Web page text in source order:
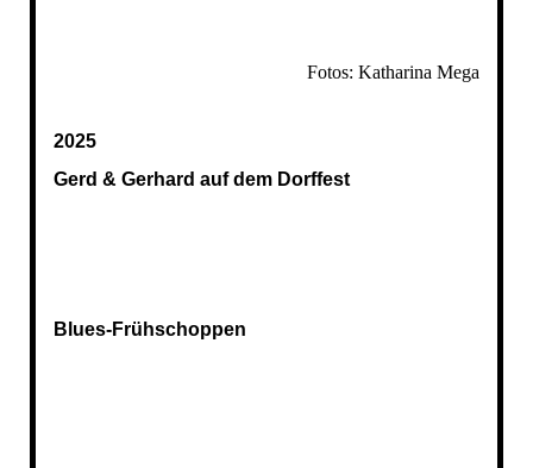
Fotos: Katharina Mega
2025
Gerd & Gerhard auf dem Dorffest
Blues-Frühschoppen